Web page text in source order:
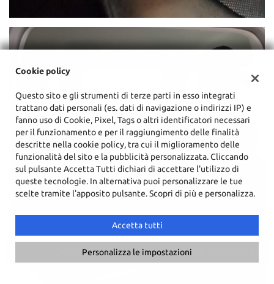
Chiama Contatta un consulente
Cookie policy
Questo sito e gli strumenti di terze parti in esso integrati
trattano dati personali (es. dati di navigazione o indirizzi IP) e
fanno uso di Cookie, Pixel, Tags o altri identificatori necessari
per il funzionamento e per il raggiungimento delle finalità
descritte nella cookie policy, tra cui il miglioramento delle
funzionalità del sito e la pubblicità personalizzata. Cliccando
sul pulsante Accetta Tutti dichiari di accettare l'utilizzo di
queste tecnologie. In alternativa puoi personalizzare le tue
scelte tramite l'apposito pulsante. Scopri di più e personalizza.
Accetta tutti
Personalizza le impostazioni